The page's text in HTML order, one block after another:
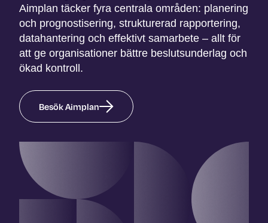
Aimplan täcker fyra centrala områden: planering
och prognostisering, strukturerad rapportering,
datahantering och effektivt samarbete – allt för
att ge organisationer bättre beslutsunderlag och
ökad kontroll.
Besök Aimplan